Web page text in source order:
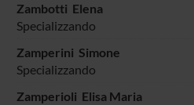
Zambotti Elena
Specializzando
Zamperini Simone
Specializzando
Zamperioli Elisa Maria